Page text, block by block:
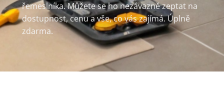
řemeslníka. Můžete se ho nezávazně zeptat na
dostupnost, cenu a vše, co vás zajímá. Úplně
zdarma.